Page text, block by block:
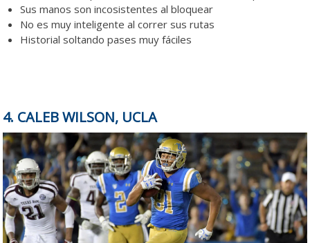
Sus manos son incosistentes al bloquear
No es muy inteligente al correr sus rutas
Historial soltando pases muy fáciles
4. CALEB WILSON, UCLA